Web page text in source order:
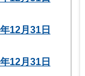
12月31日
12月31日